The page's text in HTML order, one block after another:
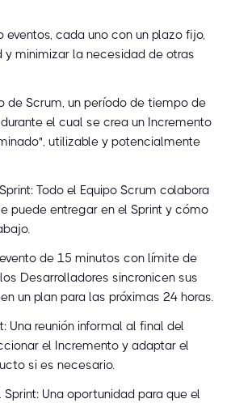
cada uno con un plazo fijo,
y minimizar la necesidad de otras
de Scrum, un período de tiempo de
el cual se crea un Incremento
utilizable y potencialmente
Todo el Equipo Scrum colabora
puede entregar en el Sprint y cómo
de 15 minutos con límite de
Desarrolladores sincronicen sus
un plan para las próximas 24 horas.
Una reunión informal al final del
el Incremento y adaptar el
si es necesario.
Una oportunidad para que el